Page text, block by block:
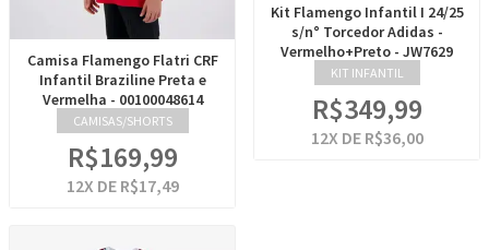
Camisa Flamengo Flatri CRF
Infantil Braziline Preta e
Vermelha - 00100048614
CAMISAS/SHORTS
R$169,99
12X DE R$17,49
Kit Flamengo Infantil I 24/25
s/n° Torcedor Adidas -
Vermelho+Preto - JW7629
KIT INFANTIL
R$349,99
12X DE R$36,00